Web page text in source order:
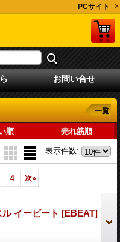
PCサイト
お問い合せ
一覧
順 売れ筋順
表示件数:
4 次»
イービート [EBEAT]